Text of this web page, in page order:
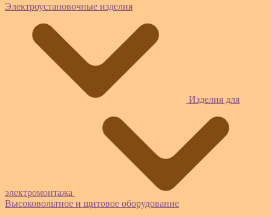
Электроустановочные изделия
Изделия для
электромонтажа
Высоковольтное и щитовое оборудование